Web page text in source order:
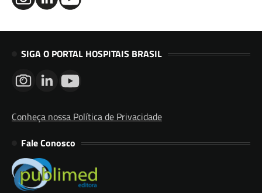
SIGA O PORTAL HOSPITAIS BRASIL
Conheça nossa Política de Privacidade
Fale Conosco